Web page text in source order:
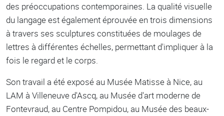
des préoccupations contemporaines. La qualité visuelle
du langage est également éprouvée en trois dimensions
à travers ses sculptures constituées de moulages de
lettres à différentes échelles, permettant d'impliquer à la
fois le regard et le corps.
Son travail a été exposé au Musée Matisse à Nice, au
LAM à Villeneuve d'Ascq, au Musée d'art moderne de
Fontevraud, au Centre Pompidou, au Musée des beaux-